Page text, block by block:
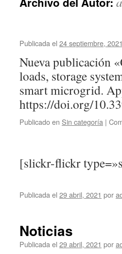
Publicada el 24 septiembre, 2021
Nueva publicación
loads, storage
smart microgrid.
https://doi.org/
Publicado en Sin categoría |
[slickr-flickr
Publicada el 29 abril, 2021 por
Noticias
Publicada el 29 abril, 2021 por